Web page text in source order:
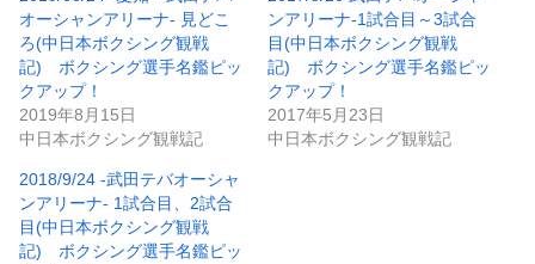
オーシャンアリーナ- 見どこ
ろ(中日本ボクシング観戦
記) ボクシング選手名鑑ピッ
クアップ！
2019年8月15日
中日本ボクシング観戦記
ンアリーナ-1試合目～3試合
目(中日本ボクシング観戦
記) ボクシング選手名鑑ピッ
クアップ！
2017年5月23日
中日本ボクシング観戦記
2018/9/24 -武田テバオーシャ
ンアリーナ- 1試合目、2試合
目(中日本ボクシング観戦
記) ボクシング選手名鑑ピッ